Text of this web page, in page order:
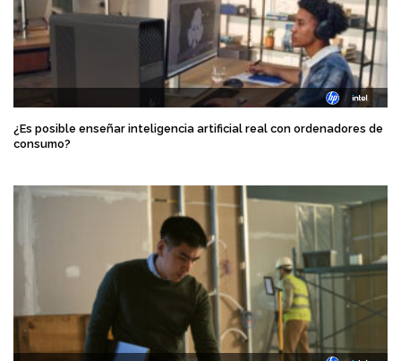
¿Es posible enseñar inteligencia artificial real con ordenadores de
consumo?